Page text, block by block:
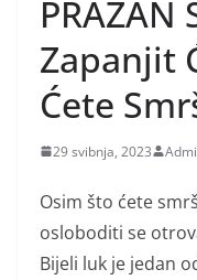
PRAZAN
Zapanjit
Ćete
29 svibnja, 2023
Osim što ćete
osloboditi se
Bijeli luk je jedan